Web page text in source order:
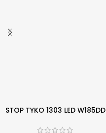
STOP TYKO 1303 LED W185DD